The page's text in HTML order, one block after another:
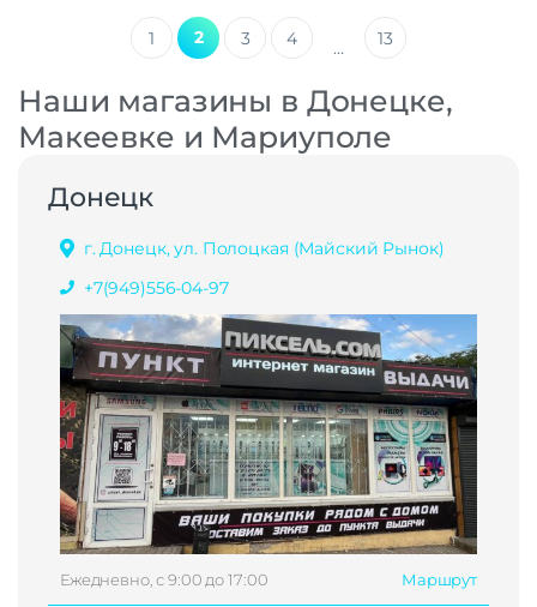
1 2 3 4 … 13
Наши магазины в Донецке,
Макеевке и Мариуполе
Донецк
г. Донецк, ул. Полоцкая (Майский Рынок)
+7(949)556-04-97
Ежедневно, с 9:00 до 17:00 Маршрут